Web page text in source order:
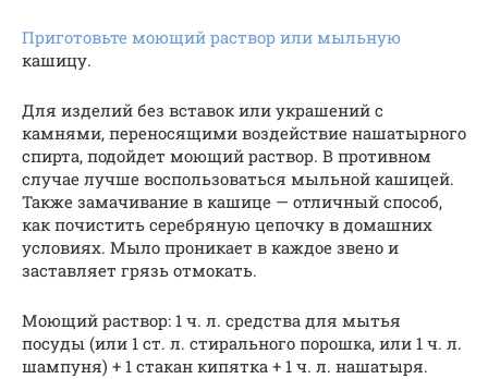
Приготовьте моющий раствор или мыльную
кашицу.
Для изделий без вставок или украшений с
камнями, переносящими воздействие нашатырного
спирта, подойдет моющий раствор. В противном
случае лучше воспользоваться мыльной кашицей.
Также замачивание в кашице — отличный способ,
как почистить серебряную цепочку в домашних
условиях. Мыло проникает в каждое звено и
заставляет грязь отмокать.
Моющий раствор: 1 ч. л. средства для мытья
посуды (или 1 ст. л. стирального порошка, или 1 ч. л.
шампуня) + 1 стакан кипятка + 1 ч. л. нашатыря.